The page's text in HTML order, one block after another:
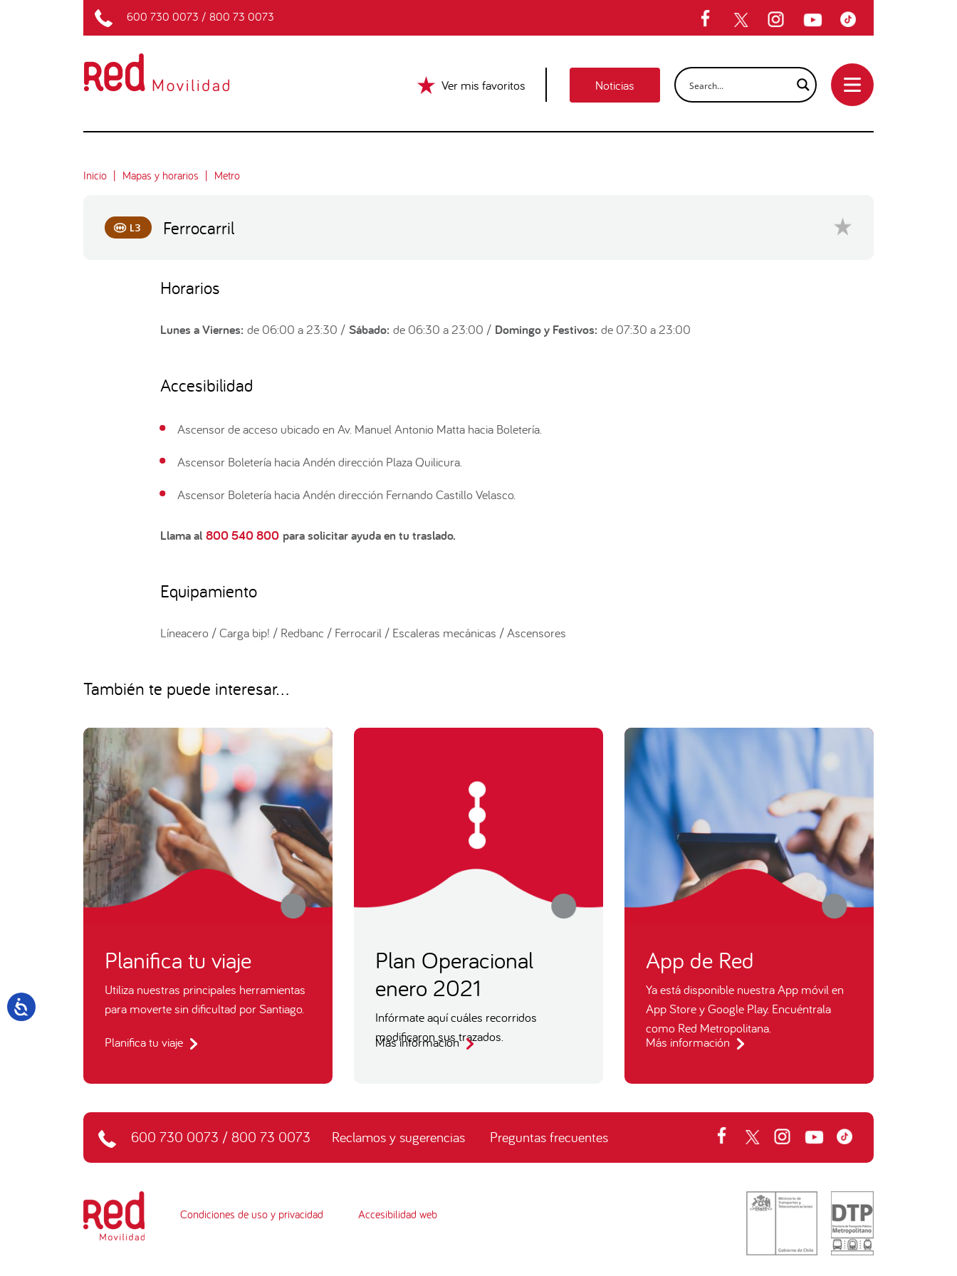
600 730 0073 / 800 73 0073
Ver mis favoritos Noticias
Inicio Mapas y horarios Metro
L3 Ferrocarril
Horarios
Lunes a Viernes: de 06:00 a 23:30 / Sábado: de 06:30 a 23:00 / Domingo y Festivos: de 07:30 a 23:00
Accesibilidad
Ascensor de acceso ubicado en Av. Manuel Antonio Matta hacia Boletería.
Ascensor Boletería hacia Andén dirección Plaza Quilicura.
Ascensor Boletería hacia Andén dirección Fernando Castillo Velasco.
Llama al 800 540 800para solicitar ayuda en tu traslado.
Equipamiento
Líneacero / Carga bip! / Redbanc / Ferrocaril / Escaleras mecánicas / Ascensores
También te puede interesar...
Planifica tu viaje
Utiliza nuestras principales herramientas
para moverte sin dificultad por Santiago.
Planifica tu viaje
Plan Operacional
enero 2021
Infórmate aquí cuáles recorridos
modificaron sus trazados.
Más información
App de Red
Ya está disponible nuestra App móvil en
App Store y Google Play. Encuéntrala
como Red Metropolitana.
Más información
600 730 0073 / 800 73 0073 Reclamos y sugerencias Preguntas frecuentes
Condiciones de uso y privacidad Accesibilidad web